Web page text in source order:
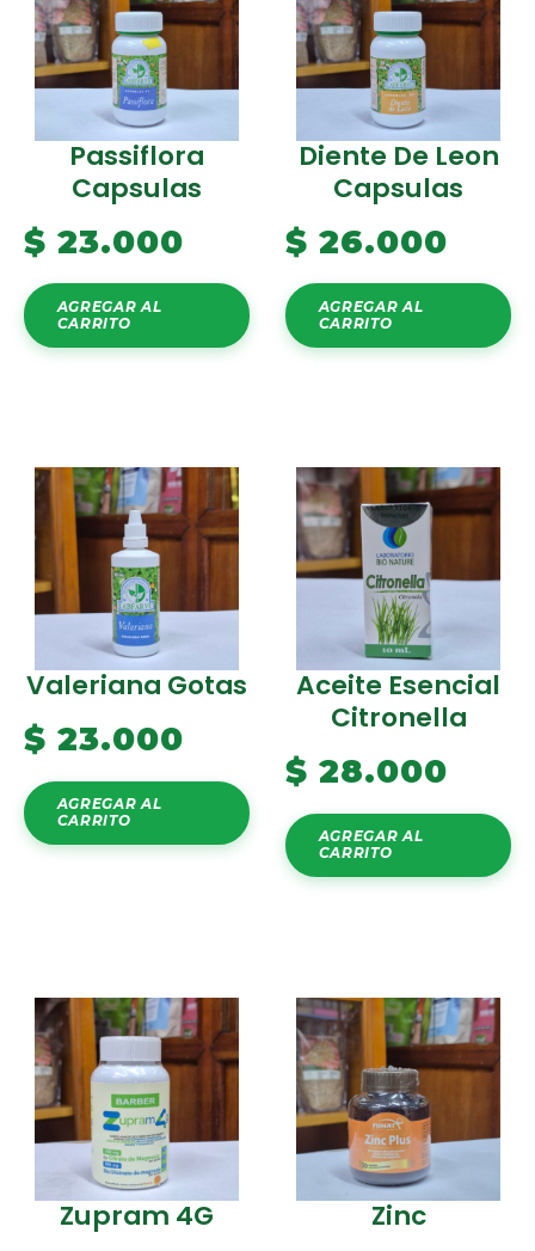
Passiflora
Capsulas
$ 23.000
AGREGAR AL
CARRITO
Diente De Leon
Capsulas
$ 26.000
AGREGAR AL
CARRITO
Valeriana Gotas
$ 23.000
AGREGAR AL
CARRITO
Aceite Esencial
Citronella
$ 28.000
AGREGAR AL
CARRITO
Zupram 4G Zinc